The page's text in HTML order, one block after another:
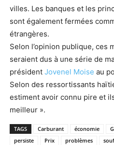
villes. Les banques et les
sont également fermées
étrangères.
Selon l’opinion publique, ces
seraient dus à une série de
président Jovenel Moise au
Selon des ressortissants
estiment avoir connu pire et
meilleur ».
TAGS Carburant économie
persiste
Prix problèmes